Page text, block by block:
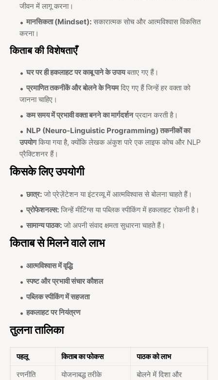
जीवन में लागू करना।
मानसिकता (Mindset): सकारात्मक सोच और आत्मविश्वास विकसित
करना।
किताब की विशेषताएँ
घर पर ही हकलाहट पर काबू पाने के उपायबताए गए हैं।
प्रमाणित तकनीकें और बोलने के नियमदिए गए हैं जिन्हें हर वक्ता को
जानना चाहिए।
कम समय में प्रभावी वक्ता बनने का मार्गदर्शनप्रदान करती है।
NLP (Neuro-Linguistic Programming) तकनीकों का
उपयोगकिया गया है, क्योंकि लेखक अंकुश पारे एक लाइफ कोच और NLP
प्रैक्टिशनर हैं।
किसके लिए उपयोगी
छात्र: जो प्रेज़ेंटेशन या इंटरव्यू में आत्मविश्वास से बोलना चाहते हैं।
प्रोफेशनल्स: जिन्हें मीटिंग्स या पब्लिक स्पीकिंग में हकलाहट रोकनी है।
सामान्य पाठक: जो अपनी संवाद क्षमता सुधारना चाहते हैं।
किताब से मिलने वाले लाभ
आत्मविश्वास में वृद्धि
स्पष्ट और प्रभावी संचार कौशल
पब्लिक स्पीकिंग में सहजता
हकलाहट पर नियंत्रण
तुलना तालिका
पहलू किताब का फोकस
पाठक को लाभ
रणनीति
योजनाबद्ध तरीके
बोलने में दिशा और